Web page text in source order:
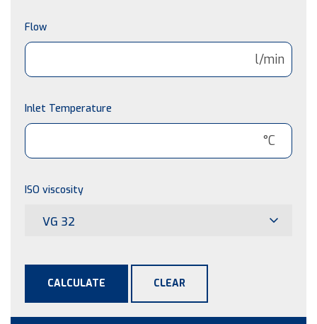
Flow
l/min
Inlet Temperature
°C
ISO viscosity
VG 32
CALCULATE CLEAR